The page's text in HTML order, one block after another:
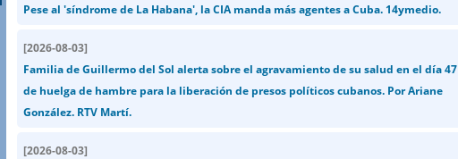
Pese al 'síndrome de La Habana', la CIA manda más agentes a Cuba. 14ymedio.
[2026-08-03]
Familia de Guillermo del Sol alerta sobre el agravamiento de su salud en el día 47
de huelga de hambre para la liberación de presos políticos cubanos. Por Ariane
González. RTV Martí.
[2026-08-03]